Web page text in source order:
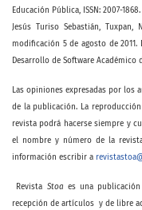
Educación Pública, ISSN: 2007-
Jesús Turiso Sebastián, Tuxpan,
modificación 5 de agosto de
Desarrollo de Software Académico
Las opiniones expresadas por los
de la publicación. La
revista podrá hacerse siempre y
el nombre y número de la
información escribir a
Revista Stoa es una
recepción de artículos y de libre